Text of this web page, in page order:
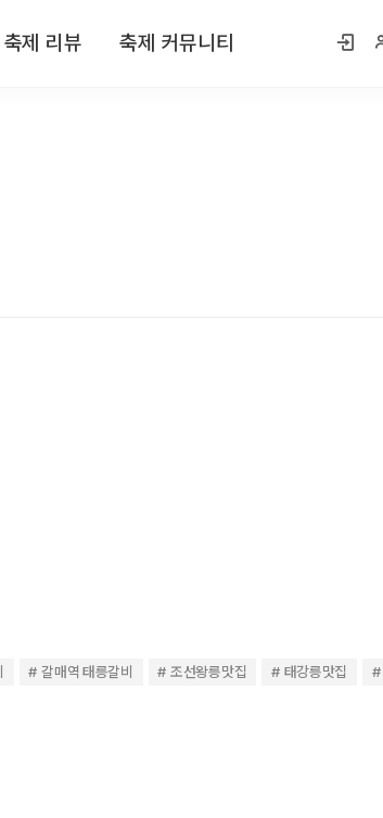
축제 리뷰 축제 커뮤니티
갈매역 태릉갈비 조선왕릉맛집 태강릉맛집